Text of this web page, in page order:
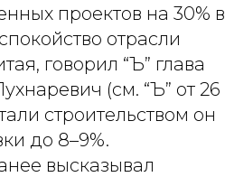
проектов на 30% в
отрасли
говорил “Ъ” глава
(см. “Ъ” от 26
строительством он
до 8–9%.
высказывал